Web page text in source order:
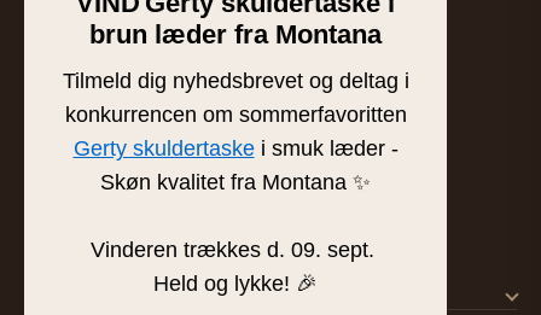
Familieejet læder- og skindbutik fra Silkeborg. Hånd-
plukket læder af højeste kvalitet siden 1986.
BUTIK & SHOWROOM
Tværgade 8 · 8600 Silkeborg
info@frejaskind.dk
CVR 12409036
brun læder fra Montana
Tilmeld dig nyhedsbrevet og deltag i
konkurrencen om sommerfavoritten
Gerty skuldertaskei smuk læder -
Skøn kvalitet fra Montana ✨
Vinderen trækkes d. 09. sept.
Held og lykke! 🎉